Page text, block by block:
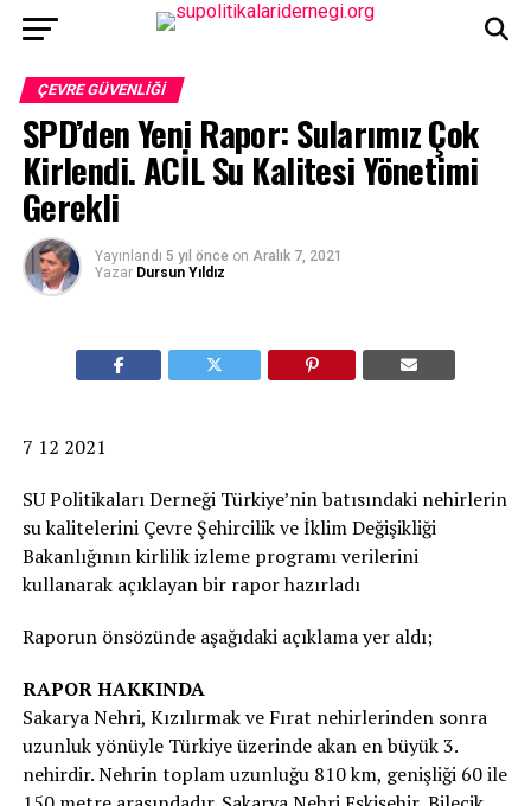
ÇEVRE GÜVENLIĞI
SPD’den Yeni Rapor: Sularımız Çok
Kirlendi. ACİL Su Kalitesi Yönetimi
Gerekli
Yayınlandı 5 yıl önce on Aralık 7, 2021
Yazar Dursun Yıldız
7 12 2021
SU Politikaları Derneği Türkiye’nin batısındaki nehirlerin
su kalitelerini Çevre Şehircilik ve İklim Değişikliği
Bakanlığının kirlilik izleme programı verilerini
kullanarak açıklayan bir rapor hazırladı
Raporun önsözünde aşağıdaki açıklama yer aldı;
RAPOR HAKKINDA
Sakarya Nehri, Kızılırmak ve Fırat nehirlerinden sonra
uzunluk yönüyle Türkiye üzerinde akan en büyük 3.
nehirdir. Nehrin toplam uzunluğu 810 km, genişliği 60 ile